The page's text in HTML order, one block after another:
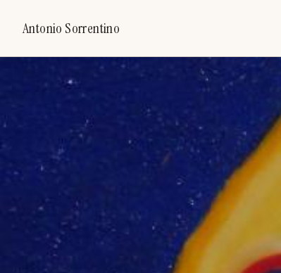
Antonio Sorrentino